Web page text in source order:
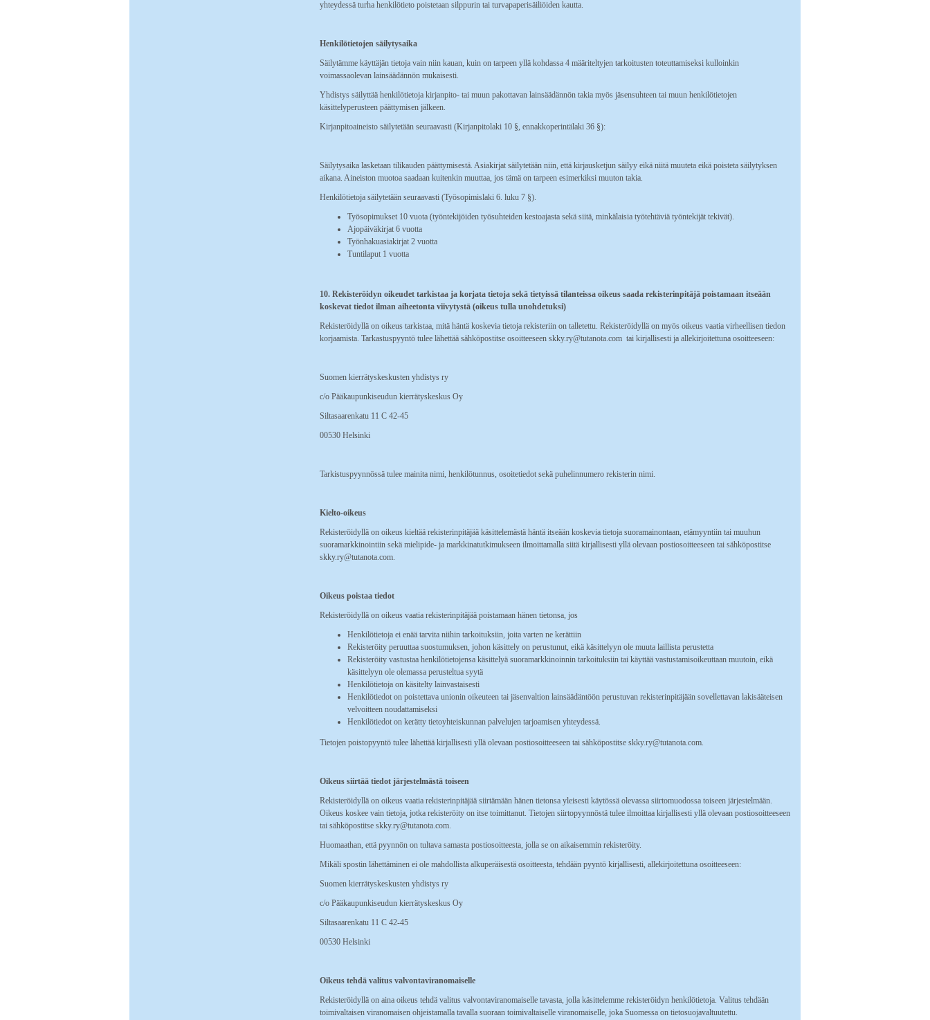
yhteydessä turha henkilötieto poistetaan silppurin tai turvapaperisäiliöiden kautta.
Henkilötietojen säilytysaika
Säilytämme käyttäjän tietoja vain niin kauan, kuin on tarpeen yllä kohdassa 4 määriteltyjen tarkoitusten toteuttamiseksi kulloinkin
voimassaolevan lainsäädännön mukaisesti.
Yhdistys säilyttää henkilötietoja kirjanpito- tai muun pakottavan lainsäädännön takia myös jäsensuhteen tai muun henkilötietojen
käsittelyperusteen päättymisen jälkeen.
Kirjanpitoaineisto säilytetään seuraavasti (Kirjanpitolaki 10 §, ennakkoperintälaki 36 §):
Säilytysaika lasketaan tilikauden päättymisestä. Asiakirjat säilytetään niin, että kirjausketjun säilyy eikä niitä muuteta eikä poisteta säilytyksen
aikana. Aineiston muotoa saadaan kuitenkin muuttaa, jos tämä on tarpeen esimerkiksi muuton takia.
Henkilötietoja säilytetään seuraavasti (Työsopimislaki 6. luku 7 §).
Työsopimukset 10 vuota (työntekijöiden työsuhteiden kestoajasta sekä siitä, minkälaisia työtehtäviä työntekijät tekivät).
Ajopäiväkirjat 6 vuotta
Työnhakuasiakirjat 2 vuotta
Tuntilaput 1 vuotta
10. Rekisteröidyn oikeudet tarkistaa ja korjata tietoja sekä tietyissä tilanteissa oikeus saada rekisterinpitäjä poistamaan itseään
koskevat tiedot ilman aiheetonta viivytystä (oikeus tulla unohdetuksi)
Rekisteröidyllä on oikeus tarkistaa, mitä häntä koskevia tietoja rekisteriin on talletettu. Rekisteröidyllä on myös oikeus vaatia virheellisen tiedon
korjaamista. Tarkastuspyyntö tulee lähettää sähköpostitse osoitteeseen skky.ry@tutanota.com tai kirjallisesti ja allekirjoitettuna osoitteeseen:
Suomen kierrätyskeskusten yhdistys ry
c/o Pääkaupunkiseudun kierrätyskeskus Oy
Siltasaarenkatu 11 C 42-45
00530 Helsinki
Tarkistuspyynnössä tulee mainita nimi, henkilötunnus, osoitetiedot sekä puhelinnumero rekisterin nimi.
Kielto-oikeus
Rekisteröidyllä on oikeus kieltää rekisterinpitäjää käsittelemästä häntä itseään koskevia tietoja suoramainontaan, etämyyntiin tai muuhun
suoramarkkinointiin sekä mielipide- ja markkinatutkimukseen ilmoittamalla siitä kirjallisesti yllä olevaan postiosoitteeseen tai sähköpostitse
skky.ry@tutanota.com.
Oikeus poistaa tiedot
Rekisteröidyllä on oikeus vaatia rekisterinpitäjää poistamaan hänen tietonsa, jos
Henkilötietoja ei enää tarvita niihin tarkoituksiin, joita varten ne kerättiin
Rekisteröity peruuttaa suostumuksen, johon käsittely on perustunut, eikä käsittelyyn ole muuta laillista perustetta
Rekisteröity vastustaa henkilötietojensa käsittelyä suoramarkkinoinnin tarkoituksiin tai käyttää vastustamisoikeuttaan muutoin, eikä
käsittelyyn ole olemassa perusteltua syytä
Henkilötietoja on käsitelty lainvastaisesti
Henkilötiedot on poistettava unionin oikeuteen tai jäsenvaltion lainsäädäntöön perustuvan rekisterinpitäjään sovellettavan lakisääteisen
velvoitteen noudattamiseksi
Henkilötiedot on kerätty tietoyhteiskunnan palvelujen tarjoamisen yhteydessä.
Tietojen poistopyyntö tulee lähettää kirjallisesti yllä olevaan postiosoitteeseen tai sähköpostitse skky.ry@tutanota.com.
Oikeus siirtää tiedot järjestelmästä toiseen
Rekisteröidyllä on oikeus vaatia rekisterinpitäjää siirtämään hänen tietonsa yleisesti käytössä olevassa siirtomuodossa toiseen järjestelmään.
Oikeus koskee vain tietoja, jotka rekisteröity on itse toimittanut. Tietojen siirtopyynnöstä tulee ilmoittaa kirjallisesti yllä olevaan postiosoitteeseen
tai sähköpostitse skky.ry@tutanota.com.
Huomaathan, että pyynnön on tultava samasta postiosoitteesta, jolla se on aikaisemmin rekisteröity.
Mikäli spostin lähettäminen ei ole mahdollista alkuperäisestä osoitteesta, tehdään pyyntö kirjallisesti, allekirjoitettuna osoitteeseen:
Suomen kierrätyskeskusten yhdistys ry
c/o Pääkaupunkiseudun kierrätyskeskus Oy
Siltasaarenkatu 11 C 42-45
00530 Helsinki
Oikeus tehdä valitus valvontaviranomaiselle
Rekisteröidyllä on aina oikeus tehdä valitus valvontaviranomaiselle tavasta, jolla käsittelemme rekisteröidyn henkilötietoja. Valitus tehdään
toimivaltaisen viranomaisen ohjeistamalla tavalla suoraan toimivaltaiselle viranomaiselle, joka Suomessa on tietosuojavaltuutettu.